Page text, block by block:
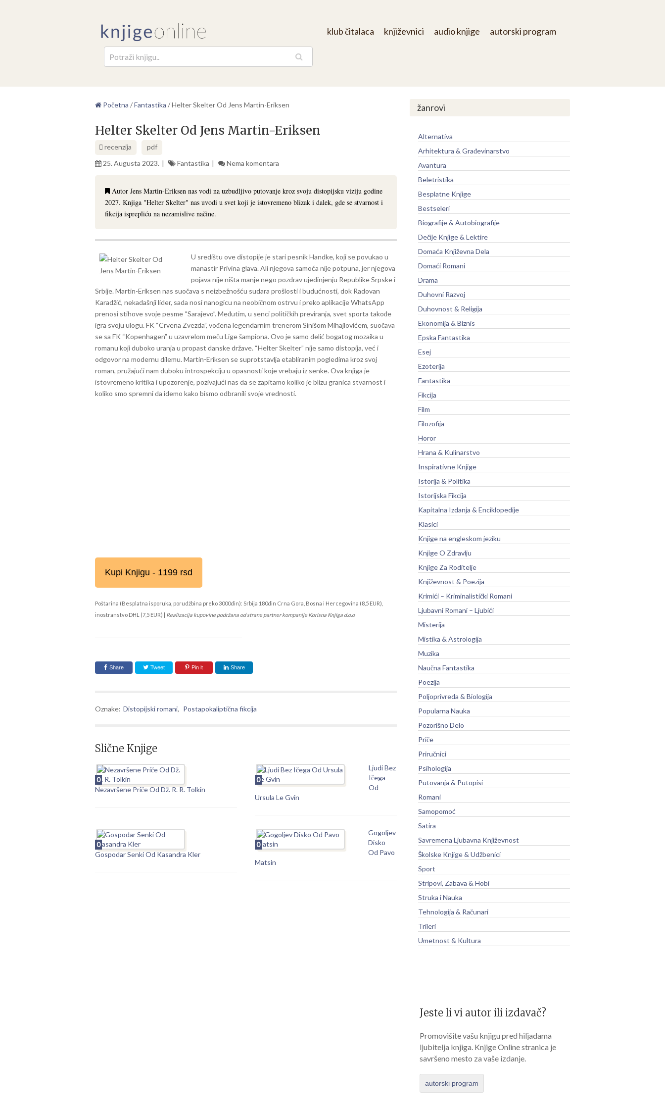
klub čitalaca književnici audio knjige autorski program
Početna /Fantastika /Helter Skelter Od Jens Martin-Eriksen
Helter Skelter Od Jens Martin-Eriksen
recenzija
pdf
25. Augusta 2023.
Fantastika Nema komentara
Autor Jens Martin-Eriksen nas vodi na uzbudljivo putovanje kroz svoju distopijsku viziju godine
2027. Knjiga "Helter Skelter" nas uvodi u svet koji je istovremeno blizak i dalek, gde se stvarnost i
fikcija isprepliću na nezamislive načine.
U središtu ove distopije je stari pesnik Handke, koji se povukao u
manastir Privina glava. Ali njegova samoća nije potpuna, jer njegova
pojava nije ništa manje nego pozdrav ujedinjenju Republike Srpske i
Srbije. Martin-Eriksen nas suočava s neizbežnošću sudara prošlosti i budućnosti, dok Radovan
Karadžić, nekadašnji lider, sada nosi nanogicu na neobičnom ostrvu i preko aplikacije WhatsApp
prenosi stihove svoje pesme “Sarajevo”. Međutim, u senci političkih previranja, svet sporta takođe
igra svoju ulogu. FK “Crvena Zvezda”, vođena legendarnim trenerom Sinišom Mihajlovićem, suočava
se sa FK “Kopenhagen” u uzavrelom meču Lige šampiona. Ovo je samo delić bogatog mozaika u
romanu koji duboko uranja u propast danske države. “Helter Skelter” nije samo distopija, već i
odgovor na modernu dilemu. Martin-Eriksen se suprotstavlja etabliranim pogledima kroz svoj
roman, pružajući nam duboku introspekciju u opasnosti koje vrebaju iz senke. Ova knjiga je
istovremeno kritika i upozorenje, pozivajući nas da se zapitamo koliko je blizu granica stvarnost i
koliko smo spremni da idemo kako bismo odbranili svoje vrednosti.
Kupi Knjigu - 1199 rsd
Poštarina (Besplatna isporuka, porudžbina preko 3000din): Srbija 180din Crna Gora, Bosna i Hercegovina (8,5 EUR),
inostranstvo DHL (7,5 EUR) | Realizacija kupovine podržana od strane partner kompanije Korisna Knjiga d.o.o
Share Tweet Pin it Share
Oznake: Distopijski romani, Postapokaliptična fikcija
Slične Knjige
0
Nezavršene Priče Od Dž. R. R. Tolkin
0
Ljudi Bez
Ičega
Od
Ursula Le Gvin
0
Gospodar Senki Od Kasandra Kler
0
Gogoljev
Disko
Od Pavo
Matsin
žanrovi
Alternativa
Arhitektura & Građevinarstvo
Avantura
Beletristika
Besplatne Knjige
Bestseleri
Biografije & Autobiografije
Dečije Knjige & Lektire
Domaća Književna Dela
Domaći Romani
Drama
Duhovni Razvoj
Duhovnost & Religija
Ekonomija & Biznis
Epska Fantastika
Esej
Ezoterija
Fantastika
Fikcija
Film
Filozofija
Horor
Hrana & Kulinarstvo
Inspirativne Knjige
Istorija & Politika
Istorijska Fikcija
Kapitalna Izdanja & Enciklopedije
Klasici
Knjige na engleskom jeziku
Knjige O Zdravlju
Knjige Za Roditelje
Književnost & Poezija
Krimići – Kriminalistički Romani
Ljubavni Romani – Ljubići
Misterija
Mistika & Astrologija
Muzika
Naučna Fantastika
Poezija
Poljoprivreda & Biologija
Popularna Nauka
Pozorišno Delo
Priče
Priručnici
Psihologija
Putovanja & Putopisi
Romani
Samopomoć
Satira
Savremena Ljubavna Književnost
Školske Knjige & Udžbenici
Sport
Stripovi, Zabava & Hobi
Struka i Nauka
Tehnologija & Računari
Trileri
Umetnost & Kultura
Jeste li vi autor ili izdavač?
Promovišite vašu knjigu pred hiljadama
ljubitelja knjiga. Knjige Online stranica je
savršeno mesto za vaše izdanje.
autorski program